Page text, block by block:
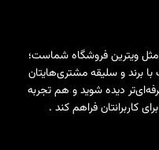
ویترین فروشگاه شماست؛
برند و سلیقه مشتری‌هایتان
دیده شوید و هم تجربه
کاربرانتان فراهم کند .